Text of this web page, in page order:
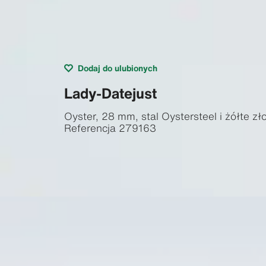
Dodaj do ulubionych
Lady-Datejust
Oyster, 28 mm, stal Oystersteel i żółte
Referencja 279163